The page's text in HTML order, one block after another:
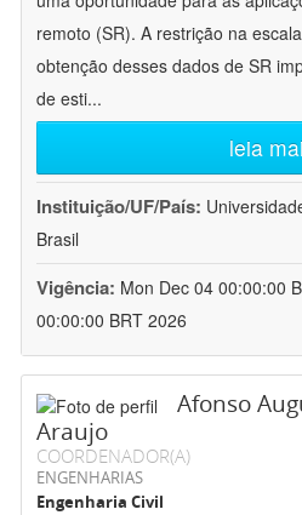
remoto (SR). A restrição na
obtenção desses dados de SR
de esti...
leia
Instituição/UF/País:
Brasil
Vigência: Mon Dec 04 00:00:00
00:00:00 BRT 2026
Afonso
Araujo
COORDENADOR(A)
ENGENHARIAS
Engenharia Civil